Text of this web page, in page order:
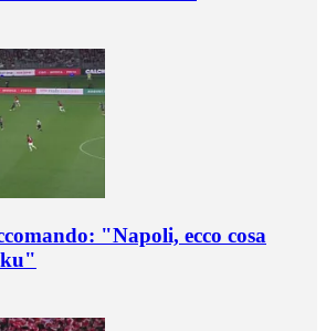
"Napoli, ecco cosa